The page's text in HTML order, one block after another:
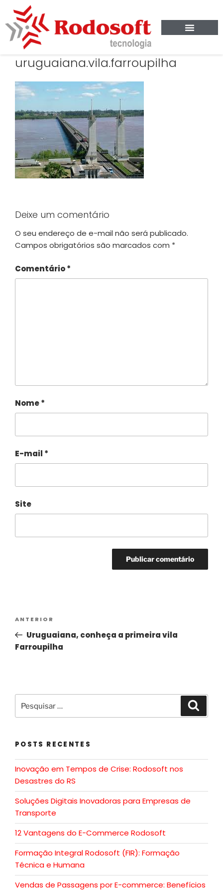
uruguaiana.vila.farroupilha
Deixe um comentário
O seu endereço de e-mail não será publicado.
Campos obrigatórios são marcados com *
Comentário*
Nome*
E-mail *
Site
ANTERIOR
Uruguaiana, conheça a primeira vila
Farroupilha
POSTS RECENTES
Inovação em Tempos de Crise: Rodosoft nos
Desastres do RS
Soluções Digitais Inovadoras para Empresas de
Transporte
12 Vantagens do E-Commerce Rodosoft
Formação Integral Rodosoft (FIR): Formação
Técnica e Humana
Vendas de Passagens por E-commerce: Benefícios